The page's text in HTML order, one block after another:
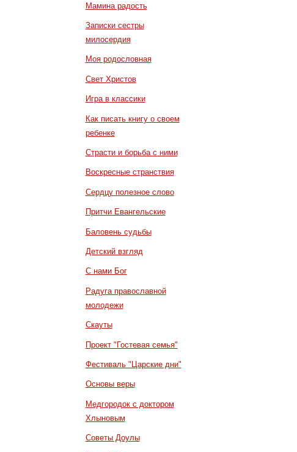
Мамина радость
Записки сестры
милосердия
Моя родословная
Свет Христов
Игра в классики
Как писать книгу о своем
ребенке
Страсти и борьба с ними
Воскресные странствия
Сердцу полезное слово
Притчи Евангельские
Баловень судьбы
Детский взгляд
С нами Бог
Радуга православной
молодежи
Скауты
Проект "Гостевая семья"
Фестиваль "Царские дни"
Основы веры
Медгородок с доктором
Хлыновым
Советы Доулы